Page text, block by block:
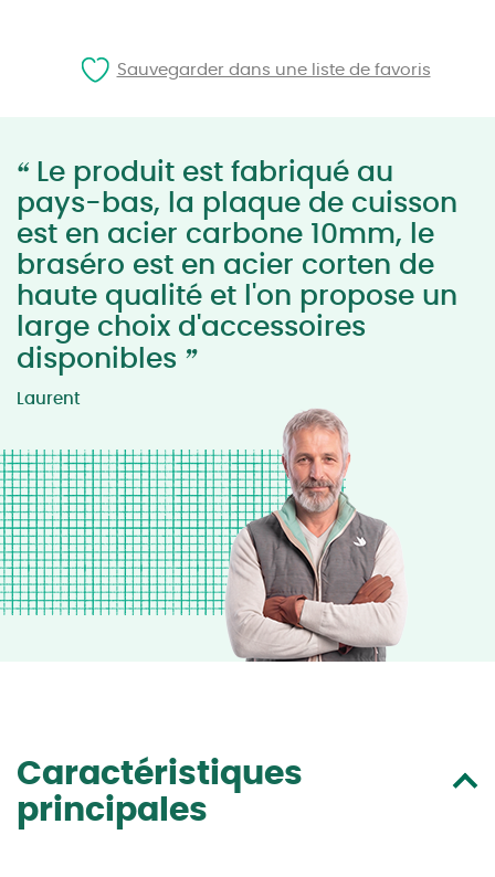
“ Le produit est fabriqué au
pays-bas, la plaque de cuisson
est en acier carbone 10mm, le
braséro est en acier corten de
haute qualité et l'on propose un
large choix d'accessoires
disponibles ”
Laurent
Caractéristiques
principales
Sauvegarder dans une liste de favoris